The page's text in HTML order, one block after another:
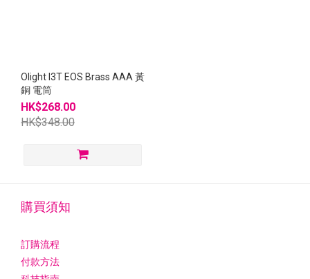
Olight I3T EOS Brass AAA 黃
銅 電筒
HK$268.00
HK$348.00
購買須知
訂購流程
付款方法